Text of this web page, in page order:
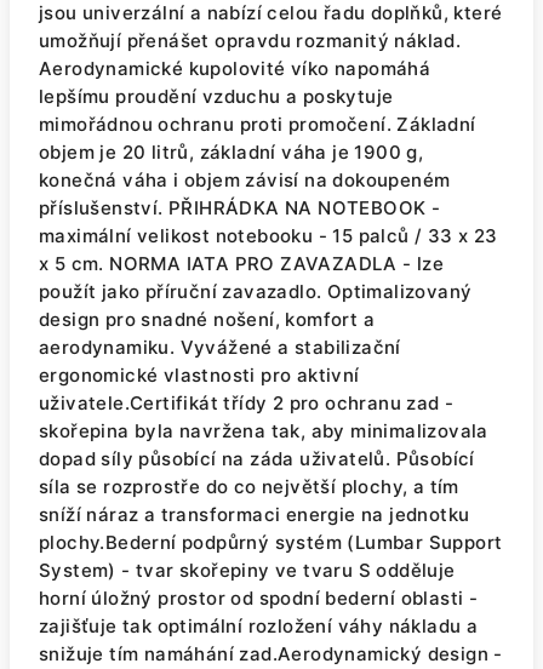
jsou univerzální a nabízí celou řadu doplňků, které
umožňují přenášet opravdu rozmanitý náklad.
Aerodynamické kupolovité víko napomáhá
lepšímu proudění vzduchu a poskytuje
mimořádnou ochranu proti promočení. Základní
objem je 20 litrů, základní váha je 1900 g,
konečná váha i objem závisí na dokoupeném
příslušenství. PŘIHRÁDKA NA NOTEBOOK -
maximální velikost notebooku - 15 palců / 33 x 23
x 5 cm. NORMA IATA PRO ZAVAZADLA - lze
použít jako příruční zavazadlo. Optimalizovaný
design pro snadné nošení, komfort a
aerodynamiku. Vyvážené a stabilizační
ergonomické vlastnosti pro aktivní
uživatele.Certifikát třídy 2 pro ochranu zad -
skořepina byla navržena tak, aby minimalizovala
dopad síly působící na záda uživatelů. Působící
síla se rozprostře do co největší plochy, a tím
sníží náraz a transformaci energie na jednotku
plochy.Bederní podpůrný systém (Lumbar Support
System) - tvar skořepiny ve tvaru S odděluje
horní úložný prostor od spodní bederní oblasti -
zajišťuje tak optimální rozložení váhy nákladu a
snižuje tím namáhání zad.Aerodynamický design -